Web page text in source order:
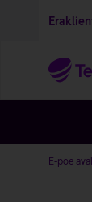
E-poe